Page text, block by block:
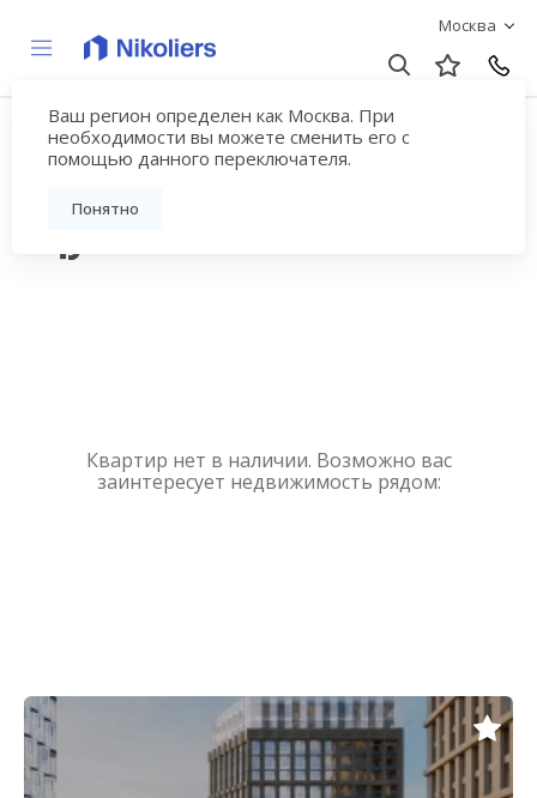
Москва
Ваш регион определен как Москва. При
необходимости вы можете сменить его с
помощью данного переключателя.
Понятно
Купить квартиру
новостройку у метро
Квартир нет в наличии. Возможно вас
заинтересует недвижимость рядом: